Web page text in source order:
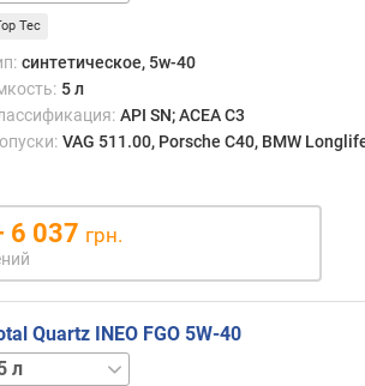
Tec
синтетическое, 5w-40
5 л
API SN; ACEA C3
VAG 511.00, Porsche C40, BMW
6 037 грн.
Quartz INEO FGO 5W-40